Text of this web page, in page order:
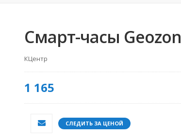
Смарт-часы Geozon
КЦентр
1 165
СЛЕДИТЬ ЗА ЦЕНОЙ